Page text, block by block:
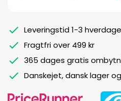
Leveringstid 1-3
Fragtfri over 499 kr
365 dages gratis
Danskejet, dansk lager